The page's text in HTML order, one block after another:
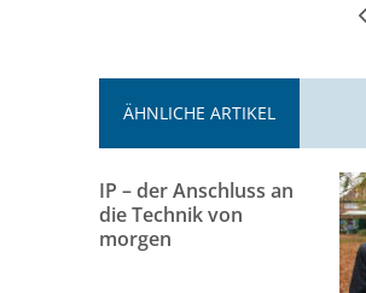
ÄHNLICHE ARTIKEL
IP – der Anschluss an
die Technik von
morgen